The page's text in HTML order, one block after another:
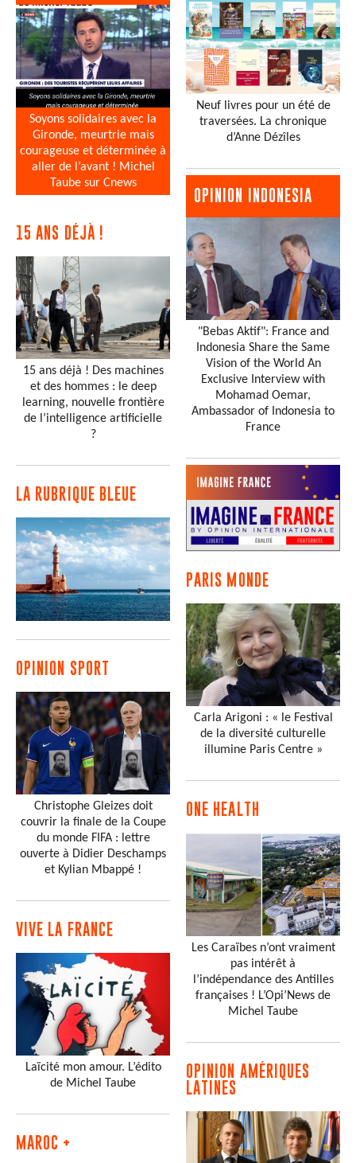
Soyons solidaires avec la
Gironde, meurtrie mais
courageuse et déterminée à
aller de l’avant ! Michel
Taube sur Cnews
15 ANS DÉJÀ !
15 ans déjà ! Des machines
et des hommes : le deep
learning, nouvelle frontière
de l’intelligence artificielle
?
LA RUBRIQUE BLEUE
OPINION SPORT
Christophe Gleizes doit
couvrir la finale de la Coupe
du monde FIFA : lettre
ouverte à Didier Deschamps
et Kylian Mbappé !
VIVE LA FRANCE
Laïcité mon amour. L’édito
de Michel Taube
MAROC +
Neuf livres pour un été de
traversées. La chronique
d’Anne Dézîles
OPINION INDONESIA
"Bebas Aktif": France and
Indonesia Share the Same
Vision of the World An
Exclusive Interview with
Mohamad Oemar,
Ambassador of Indonesia to
France
PARIS MONDE
Carla Arigoni : « le Festival
de la diversité culturelle
illumine Paris Centre »
ONE HEALTH
Les Caraïbes n’ont vraiment
pas intérêt à
l’indépendance des Antilles
françaises ! L’Opi’News de
Michel Taube
OPINION AMÉRIQUES
LATINES